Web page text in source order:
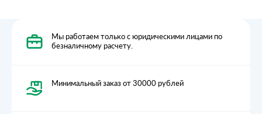
Мы работаем только с юридическими лицами по
безналичному расчету.
Минимальный заказ от 30000 рублей